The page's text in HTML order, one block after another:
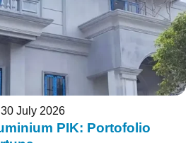
30 July 2026
PIK: Portofolio